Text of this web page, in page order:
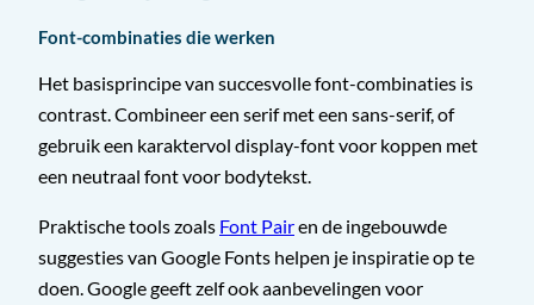
Font-combinaties die werken
Het basisprincipe van succesvolle font-combinaties is
contrast. Combineer een serif met een sans-serif, of
gebruik een karaktervol display-font voor koppen met
een neutraal font voor bodytekst.
Praktische tools zoals Font Pairen de ingebouwde
suggesties van Google Fonts helpen je inspiratie op te
doen. Google geeft zelf ook aanbevelingen voor